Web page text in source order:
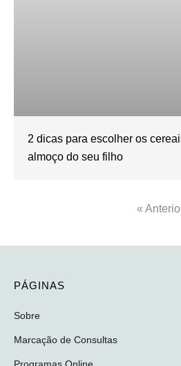
2 dicas para escolher os
almoço do seu filho
«
PÁGINAS
Sobre
Marcação de Consultas